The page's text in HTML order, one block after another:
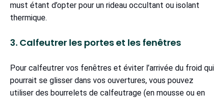
must étant d’opter pour un rideau occultant ou isolant
thermique.
3. Calfeutrer les portes et les fenêtres
Pour calfeutrer vos fenêtres et éviter l’arrivée du froid qui
pourrait se glisser dans vos ouvertures, vous pouvez
utiliser des bourrelets de calfeutrage (en mousse ou en